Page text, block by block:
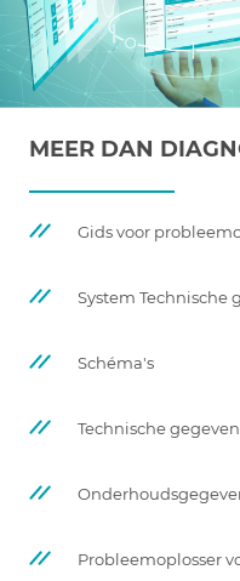
MEER DAN
Gids voor
System Technische
Schéma's
Technische
Probleemoplosser